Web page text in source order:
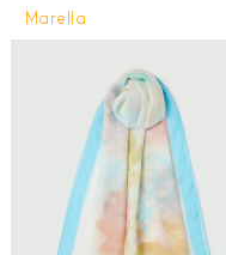
Marella, rivisitata con tratti
grafici e un giocoso bordo
seta Stampa con fantasia
Muse Orlo cucito a
Consegnato con confezione
personalizzata Dimensioni:
x 120 cm
Marella